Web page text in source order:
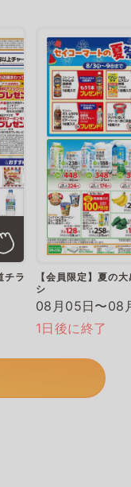
チラ
【会員限定】夏の
シ
08月05日〜08
1日後に終了